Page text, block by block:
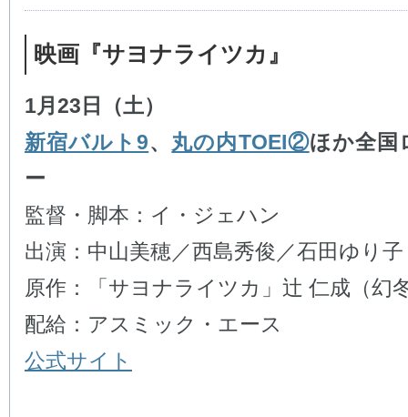
映画『サヨナライツカ』
1月23日（土）
新宿バルト9、 丸の内TOEI②ほか全国
ー
監督・脚本：イ・ジェハン
出演：中山美穂／西島秀俊／石田ゆり子
原作：「サヨナライツカ」辻 仁成（幻
配給：アスミック・エース
公式サイト